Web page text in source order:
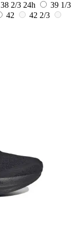
38 2/3 24h
39 1/3
42
42 2/3